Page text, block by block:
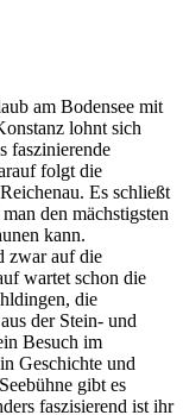
am Bodensee mit
lohnt sich
faszinierende
folgt die
Es schließt
den mächstigsten
kann.
zwar auf die
wartet schon die
die
der Stein- und
Besuch im
Geschichte und
gibt es
faszisierend ist ihr